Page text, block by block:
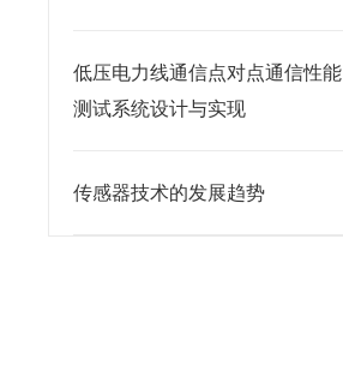
低压电力线通信点对点通信性能
测试系统设计与实现
传感器技术的发展趋势